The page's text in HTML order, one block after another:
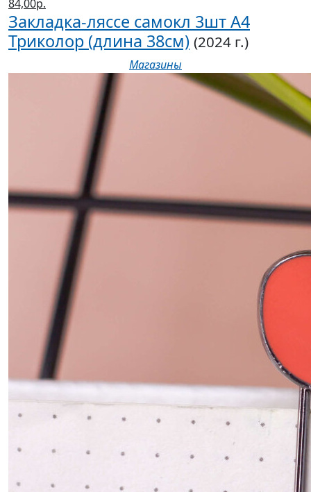
84,00р.
Закладка-ляссе самокл 3шт А4
Триколор (длина 38см) (2024 г.)
Магазины